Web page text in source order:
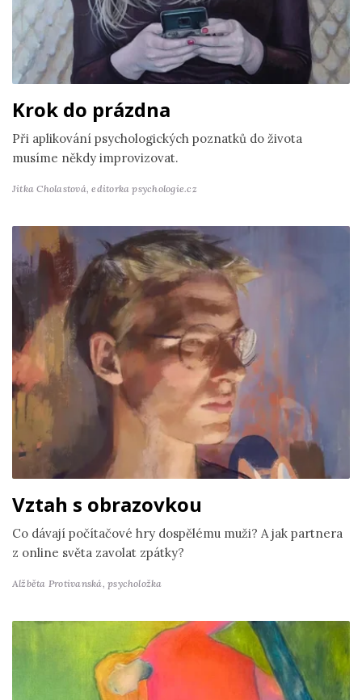
Krok do prázdna
Při aplikování psychologických poznatků do života
musíme někdy improvizovat.
Jitka Cholastová,editorka psychologie.cz
Vztah s obrazovkou
Co dávají počítačové hry dospělému muži? A jak partnera
z online světa zavolat zpátky?
Alžběta Protivanská,psycholožka